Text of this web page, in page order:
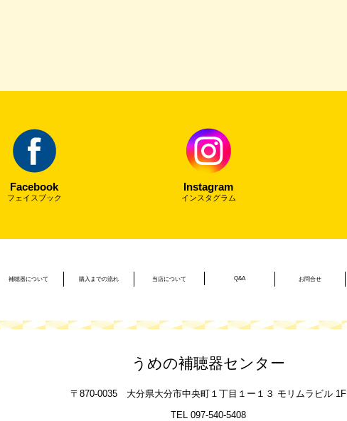
Facebook
フェイスブック
Instagram
インスタグラム
補聴器について 購入までの流れ 当店について Q&A お問合せ
うめの補聴器センター
〒870-0035 大分県大分市中央町１丁目１ー１３ モリムラビル 1F
TEL 097-540-5408